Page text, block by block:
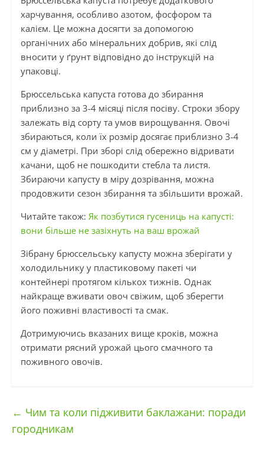
харчування, особливо азотом, фосфором та
калієм. Це можна досягти за допомогою
органічних або мінеральних добрив, які слід
вносити у ґрунт відповідно до інструкцій на
упаковці.
Брюссельська капуста готова до збирання
приблизно за 3-4 місяці після посіву. Строки збору
залежать від сорту та умов вирощування. Овочі
збираються, коли їх розмір досягає приблизно 3-4
см у діаметрі. При зборі слід обережно відривати
качани, щоб не пошкодити стебла та листя.
Збираючи капусту в міру дозрівання, можна
продовжити сезон збирання та збільшити врожай.
Читайте також: Як позбутися гусениць на капусті:
вони більше не зазіхнуть на ваш врожай
Зібрану брюссельську капусту можна зберігати у
холодильнику у пластиковому пакеті чи
контейнері протягом кількох тижнів. Однак
найкраще вживати овоч свіжим, щоб зберегти
його поживні властивості та смак.
Дотримуючись вказаних вище кроків, можна
отримати рясний урожай цього смачного та
поживного овочів.
← Чим та коли підживити баклажани: поради
городникам